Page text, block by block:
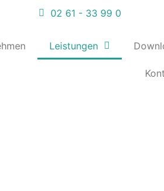
02 61 - 33 99 0
Leistungen